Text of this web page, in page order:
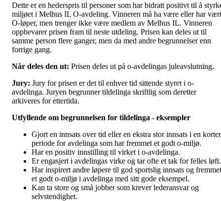
Dette er en hederspris til personer som har bidratt positivt til å
miljøet i Melhus IL O-avdeling. Vinneren må ha være eller har vært
O-løper, men trenger ikke være medlem av Melhus IL. Vinneren
oppbevarer prisen fram til neste utdeling. Prisen kan deles ut til
samme person flere ganger, men da med andre begrunnelser enn
forrige gang.
Når deles den ut: Prisen deles ut på o-avdelingas juleavslutning.
Jury: Jury for prisen er det til enhver tid sittende styret i o-
avdelinga. Juryen begrunner tildelinga skriftlig som deretter
arkiveres for ettertida.
Utfyllende om begrunnelsen for tildelinga - eksempler
Gjort en innsats over tid eller en ekstra stor innsats i en
periode for avdelinga som har fremmet et godt o-miljø.
Har en positiv innstilling til virket i o-avdelinga.
Er engasjert i avdelingas virke og tar ofte et tak for felles løft.
Har inspirert andre løpere til god sportslig innsats og fremmet
et godt o-miljø i avdelinga med sitt gode eksempel.
Kan ta store og små jobber som krever lederansvar og
selvstendighet.